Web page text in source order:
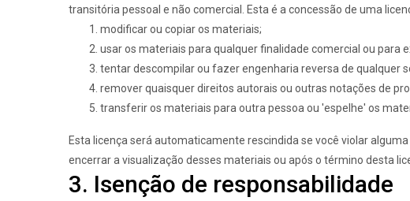
transitória pessoal e não comercial. Esta é a concessão de uma
modificar ou copiar os materiais;
usar os materiais para qualquer finalidade comercial ou para
tentar descompilar ou fazer engenharia reversa de qualquer
remover quaisquer direitos autorais ou outras notações de
transferir os materiais para outra pessoa ou 'espelhe' os
Esta licença será automaticamente rescindida se você violar
encerrar a visualização desses materiais ou após o término desta
3. Isenção de responsabilidade